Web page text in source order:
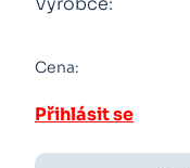
Cena:
Přihlásit se